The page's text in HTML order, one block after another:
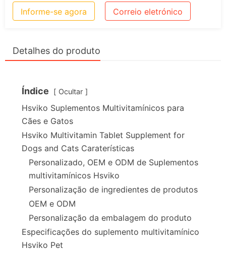
Informe-se agora Correio eletrónico
Detalhes do produto
Índice Ocultar
Hsviko Suplementos Multivitamínicos para
Cães e Gatos
Hsviko Multivitamin Tablet Supplement for
Dogs and Cats Caraterísticas
Personalizado, OEM e ODM de Suplementos
multivitamínicos Hsviko
Personalização de ingredientes de produtos
OEM e ODM
Personalização da embalagem do produto
Especificações do suplemento multivitamínico
Hsviko Pet